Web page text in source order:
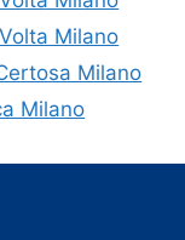
Milano
Milano
Milano